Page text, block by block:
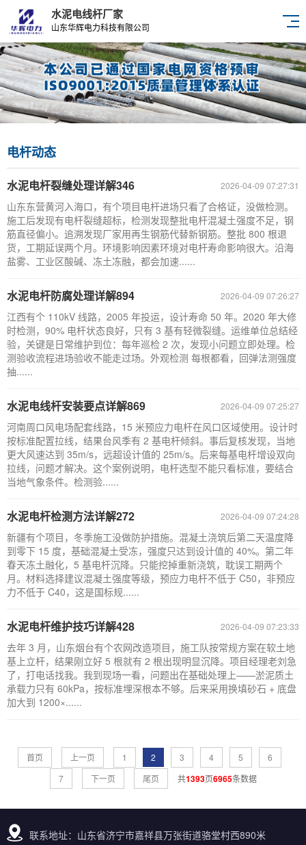
水泥电线杆厂家
山东华辉电力科技有限公司
电杆动态
2026-04-09 07:27:31
水泥电杆裂缝处理详解346
山东东营黄河入海口，有个项目电杆进场只看了合格证，没做检测。
施工后发现有电杆裂缝超标，检测发现整批电杆混凝土强度不足，钢
筋直径偏小。追溯发现厂家用再生钢筋代替新钢筋。整批 800 根退
货，工期延误两个月。环境影响因素环境对电杆寿命影响很大。沿海
盐雾、工业区酸碱、冻土冻融，都会加速......
2026-04-09 07:26:27
水泥电杆防腐处理详解894
江西有个 110kV 线路，2005 年投运，设计寿命 50 年。2020 年大修
时检测，90% 电杆状态良好，只有 3 基有轻微裂缝。运维单位总结经
验，关键是日常维护到位：每年巡检 2 次，发现小问题立即处理。检
测验收流程进场验收不能走过场。外观检测 每根都看，回弹法测强度
抽......
2026-04-09 07:25:27
水泥电线杆安装要点详解869
河南周口风电场配套线路，15 米预应力电杆在风口区域使用。设计时
按标准配置拉线，结果台风季有 2 基电杆倾斜。事后复核发现，当地
更大风速达到 35m/s，远超设计值的 25m/s。后来每基电杆增设双向
拉线，问题才解决。这个案例说明，电杆选型不能只看标准，要结合
当地气象条件。检测验......
2026-04-09 07:24:28
水泥电杆检测方法详解272
新疆有个项目，冬季施工没做防护措施。混凝土浇筑后第二天温度降
到零下 15 度，基础混凝土受冻，强度只达到设计值的 40%。第二年
春天冻土融化，5 基电杆沉降。只能挖掉重新浇筑，耽误工期两个
月。材料选择建议混凝土强度等级，预应力电杆不低于 C50，非预应
力不低于 C40，这是国标规......
2026-04-09 07:23:33
水泥电杆维护技巧详解428
去年 3 月，山东烟台有个农网改造项目，施工队按常规方案在软土地
基上立杆，结果刚立好 5 根就有 2 根出现明显沉降。项目经理老刘急
了，打电话找我。我到现场一看，问题出在基础处理上——淤泥质土
承载力只有 60kPa，按标准埋深根本不够。后来采用换填砂石 + 底盘
加大到 1200×......
首页 上一页 1 2 3 4 5
6
7
下一页 尾页 共1393页6965条数据
联系地址：山东省济宁市嘉祥县万张街道骆堂村西890米